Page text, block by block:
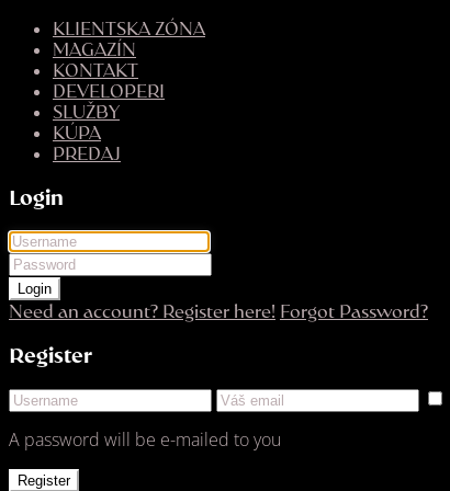
KLIENTSKA ZÓNA
MAGAZÍN
KONTAKT
DEVELOPERI
SLUŽBY
KÚPA
PREDAJ
Login
Login
Need an account? Register here! Forgot Password?
Register
A password will be e-mailed to you
Register